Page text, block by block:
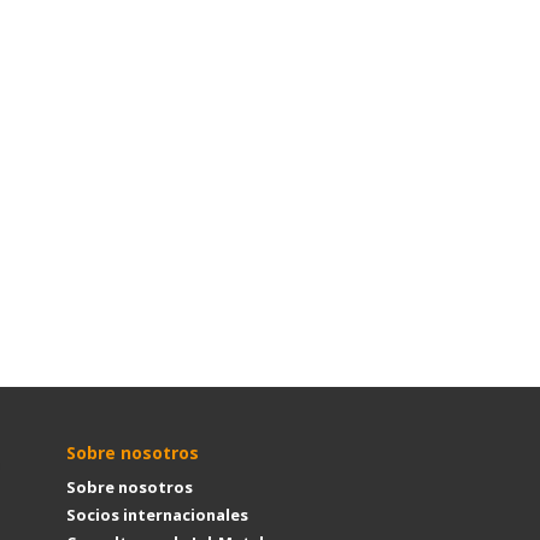
Sobre nosotros
Sobre nosotros
Socios internacionales